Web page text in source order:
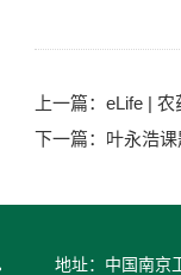
上一篇： eLife | 农
下一篇： 叶永浩
地址：中国南